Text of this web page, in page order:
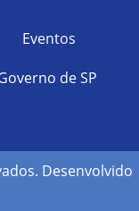
Eventos
de SP
Desenvolvido